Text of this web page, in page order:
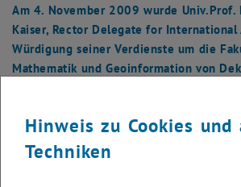
Am 4. November 2009 wurde Univ.Prof.
Kaiser, Rector Delegate for
Würdigung seiner Verdienste um die
Mathematik und Geoinformation von
Hinweis zu Cookies und
Techniken